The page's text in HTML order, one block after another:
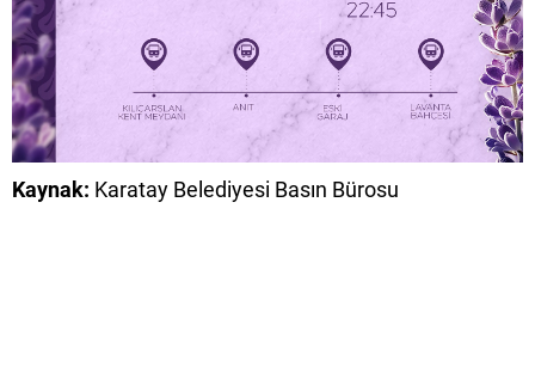
Kaynak: Karatay Belediyesi Basın Bürosu